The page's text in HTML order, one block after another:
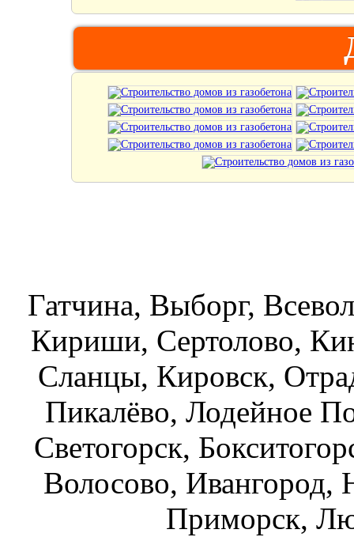
Гатчина, Выборг,
Кириши, Сертолово,
Сланцы, Кировск,
Пикалёво, Лодейное
Светогорск,
Волосово, Ивангород,
Приморск,